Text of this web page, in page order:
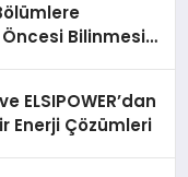
Bilinmesi
ELSIPOWER’dan
Enerji Çözümleri